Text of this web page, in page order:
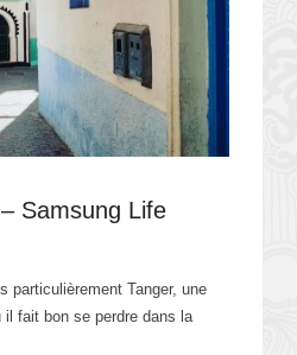
Samsung Life
particulièrement Tanger, une
fait bon se perdre dans la